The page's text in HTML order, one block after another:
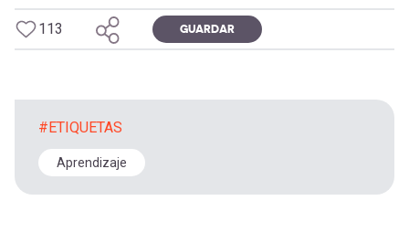
113 GUARDAR
#ETIQUETAS
Aprendizaje